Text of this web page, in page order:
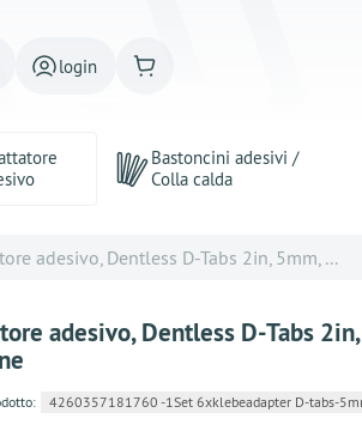
login
Bastoncini adesivi /
Colla calda
adesivo, Dentless D-Tabs 2in, 5mm, ...
adesivo, Dentless D-Tabs
4260357181760 -1Set 6xklebeadapter D-tabs-